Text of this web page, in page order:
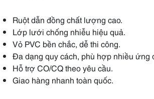
Ruột dẫn đồng chất lượng cao.
Lớp lưới chống nhiễu hiệu quả.
Vỏ PVC bền chắc, dễ thi công.
Đa dạng quy cách, phù hợp nhiều ứng
Hỗ trợ CO/CQ theo yêu cầu.
Giao hàng nhanh toàn quốc.